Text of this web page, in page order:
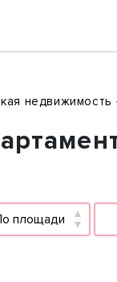
недвижимость
площади